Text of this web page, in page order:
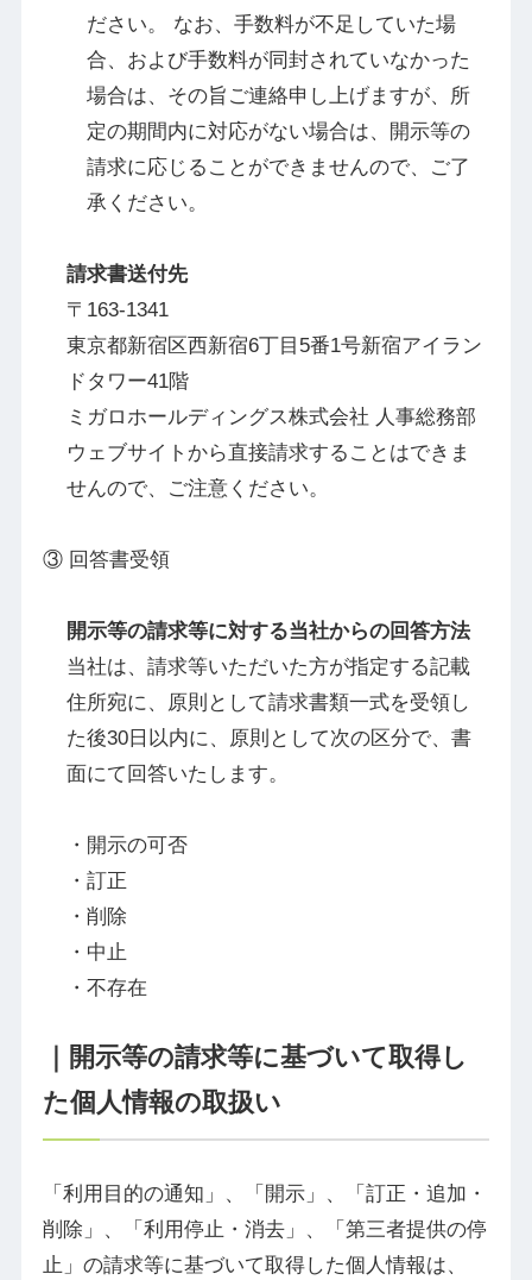
ださい。 なお、手数料が不足していた場
合、および手数料が同封されていなかった
場合は、その旨ご連絡申し上げますが、所
定の期間内に対応がない場合は、開示等の
請求に応じることができませんので、ご了
承ください。
請求書送付先
〒163-1341
東京都新宿区西新宿6丁目5番1号新宿アイラン
ドタワー41階
ミガロホールディングス株式会社 人事総務部
ウェブサイトから直接請求することはできま
せんので、ご注意ください。
③ 回答書受領
開示等の請求等に対する当社からの回答方法
当社は、請求等いただいた方が指定する記載
住所宛に、原則として請求書類一式を受領し
た後30日以内に、原則として次の区分で、書
面にて回答いたします。
開示の可否
訂正
削除
中止
不存在
｜開示等の請求等に基づいて取得し
た個人情報の取扱い
「利用目的の通知」、「開示」、「訂正・追加・
削除」、「利用停止・消去」、「第三者提供の停
止」の請求等に基づいて取得した個人情報は、